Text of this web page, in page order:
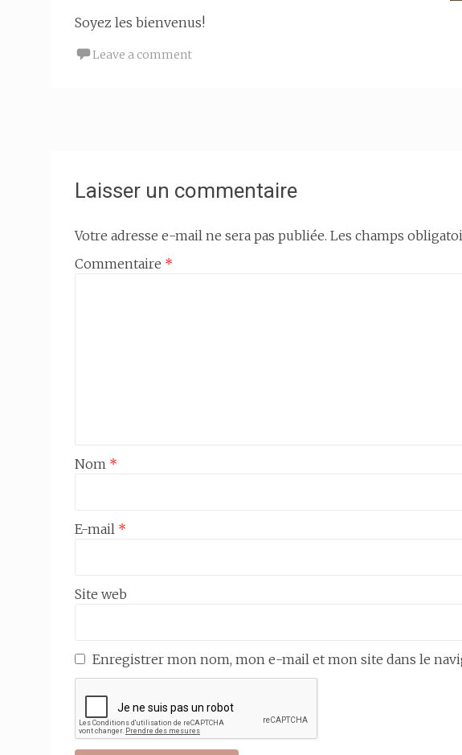
Soyez les bienvenus!
Leave a comment
Laisser un commentaire
Votre adresse e-mail ne sera pas publiée. Les champs
Commentaire *
Nom *
E-mail *
Site web
Enregistrer mon nom, mon e-mail et mon site dans le